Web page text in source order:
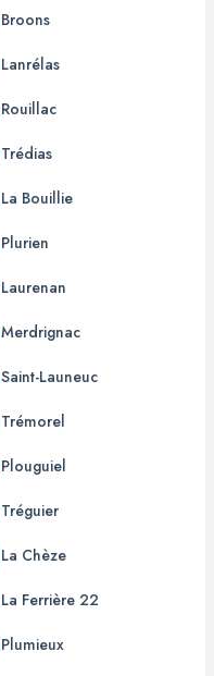
Broons
Lanrélas
Rouillac
Trédias
La Bouillie
Plurien
Laurenan
Merdrignac
Saint-Launeuc
Trémorel
Plouguiel
Tréguier
La Chèze
La Ferrière 22
Plumieux